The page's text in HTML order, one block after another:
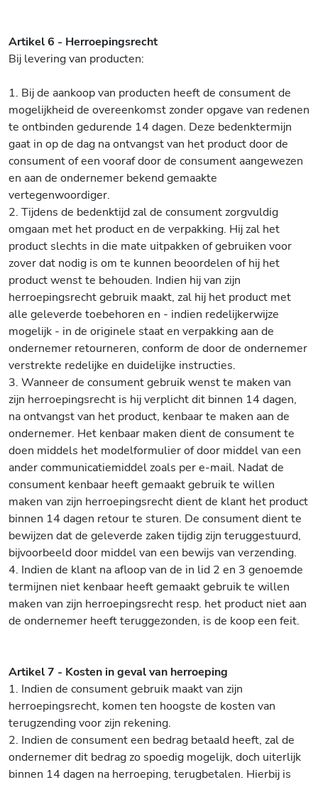
Artikel 6 - Herroepingsrecht
Bij levering van producten:
1. Bij de aankoop van producten heeft de consument de
mogelijkheid de overeenkomst zonder opgave van redenen
te ontbinden gedurende 14 dagen. Deze bedenktermijn
gaat in op de dag na ontvangst van het product door de
consument of een vooraf door de consument aangewezen
en aan de ondernemer bekend gemaakte
vertegenwoordiger.
2. Tijdens de bedenktijd zal de consument zorgvuldig
omgaan met het product en de verpakking. Hij zal het
product slechts in die mate uitpakken of gebruiken voor
zover dat nodig is om te kunnen beoordelen of hij het
product wenst te behouden. Indien hij van zijn
herroepingsrecht gebruik maakt, zal hij het product met
alle geleverde toebehoren en - indien redelijkerwijze
mogelijk - in de originele staat en verpakking aan de
ondernemer retourneren, conform de door de ondernemer
verstrekte redelijke en duidelijke instructies.
3. Wanneer de consument gebruik wenst te maken van
zijn herroepingsrecht is hij verplicht dit binnen 14 dagen,
na ontvangst van het product, kenbaar te maken aan de
ondernemer. Het kenbaar maken dient de consument te
doen middels het modelformulier of door middel van een
ander communicatiemiddel zoals per e-mail. Nadat de
consument kenbaar heeft gemaakt gebruik te willen
maken van zijn herroepingsrecht dient de klant het product
binnen 14 dagen retour te sturen. De consument dient te
bewijzen dat de geleverde zaken tijdig zijn teruggestuurd,
bijvoorbeeld door middel van een bewijs van verzending.
4. Indien de klant na afloop van de in lid 2 en 3 genoemde
termijnen niet kenbaar heeft gemaakt gebruik te willen
maken van zijn herroepingsrecht resp. het product niet aan
de ondernemer heeft teruggezonden, is de koop een feit.
Artikel 7 - Kosten in geval van herroeping
1. Indien de consument gebruik maakt van zijn
herroepingsrecht, komen ten hoogste de kosten van
terugzending voor zijn rekening.
2. Indien de consument een bedrag betaald heeft, zal de
ondernemer dit bedrag zo spoedig mogelijk, doch uiterlijk
binnen 14 dagen na herroeping, terugbetalen. Hierbij is